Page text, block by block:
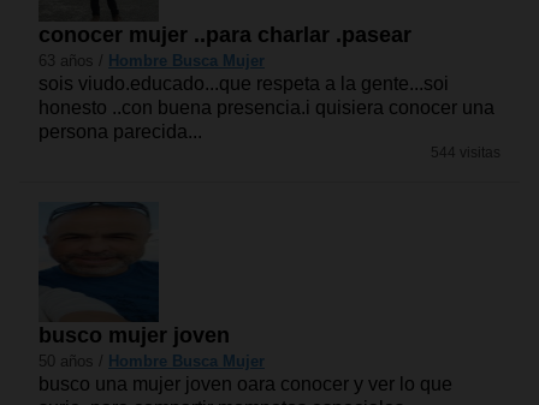
conocer mujer ..para charlar .pasear
63 años / Hombre Busca Mujer
sois viudo.educado...que respeta a la gente...soi
honesto ..con buena presencia.i quisiera conocer una
persona parecida...
544 visitas
busco mujer joven
50 años / Hombre Busca Mujer
busco una mujer joven oara conocer y ver lo que